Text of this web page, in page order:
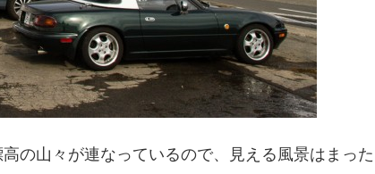
の山々が連なっているので、見える風景はまった